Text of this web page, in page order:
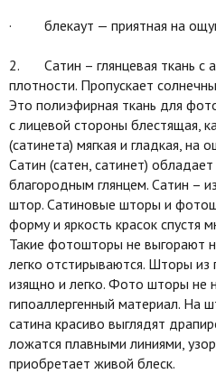
· блекаут — приятная на
2. Сатин – глянцевая ткань с
плотности. Пропускает
Это полиэфирная ткань для
с лицевой стороны блестящая,
(сатинета) мягкая и гладкая, на
Сатин (сатен, сатинет)
благородным глянцем. Сатин –
штор. Сатиновые шторы и
форму и яркость красок спустя
Такие фотошторы не выгорают
легко отстирываются. Шторы из
изящно и легко. Фото шторы не
гипоаллергенный материал. На
сатина красиво выглядят
ложатся плавными линиями,
приобретает живой блеск.